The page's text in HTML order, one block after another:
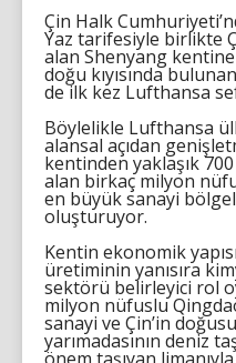
Çin Halk
Yaz tarifesiyle birlikte
alan Shenyang
doğu kıyısında
de ilk kez Lufthansa
Böylelikle Lufthansa
alansal açıdan
kentinden yaklaşık
alan birkaç milyon
en büyük sanayi
oluşturuyor.
Kentin ekonomik
üretiminin yanısıra
sektörü belirleyici rol
milyon nüfuslu
sanayi ve Çin’in
yarımadasının deniz